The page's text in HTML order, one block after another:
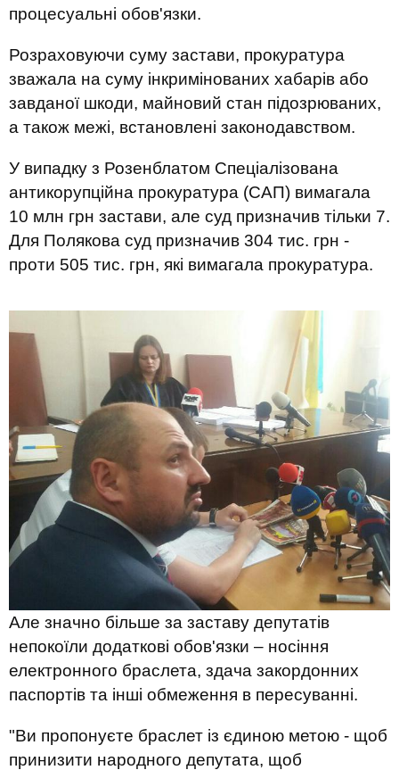
процесуальні обов'язки.
Розраховуючи суму застави, прокуратура
зважала на суму інкримінованих хабарів або
завданої шкоди, майновий стан підозрюваних,
а також межі, встановлені законодавством.
У випадку з Розенблатом Спеціалізована
антикорупційна прокуратура (САП) вимагала
10 млн грн застави, але суд призначив тільки 7.
Для Полякова суд призначив 304 тис. грн -
проти 505 тис. грн, які вимагала прокуратура.
Але значно більше за заставу депутатів
непокоїли додаткові обов'язки – носіння
електронного браслета, здача закордонних
паспортів та інші обмеження в пересуванні.
"Ви пропонуєте браслет із єдиною метою - щоб
принизити народного депутата, щоб